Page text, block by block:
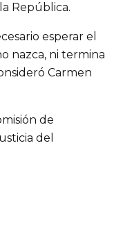
República.
esperar el
nazca, ni termina
Carmen
de
del